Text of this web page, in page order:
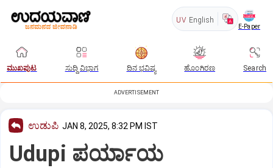
UV English
E-Paper
ಮುಖಪುಟ ಸುದ್ದಿ ವಿಭಾಗ ದಿನ ಭವಿಷ್ಯ ಹೊಂಗಿರಣ Search
ADVERTISEMENT
ಉಡುಪಿ JAN 8, 2025, 8:32 PM IST
Udupi ಪರ್ಯಾಯ